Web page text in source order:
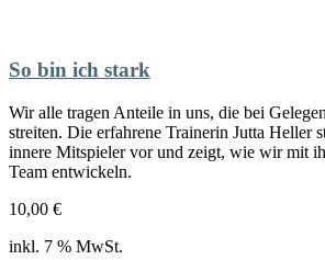
So bin ich stark
Wir alle tragen Anteile in uns, die bei
streiten. Die erfahrene Trainerin Jutta Heller
innere Mitspieler vor und zeigt, wie wir mit
Team entwickeln.
10,00 €
inkl. 7 % MwSt.